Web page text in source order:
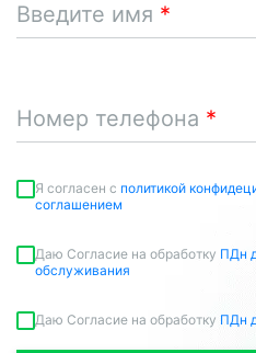
Введите имя
Номер телефона
Я согласен c политикой
соглашением
Даю Согласие на обработку ПДн
обслуживания
Даю Согласие на обработку ПДн